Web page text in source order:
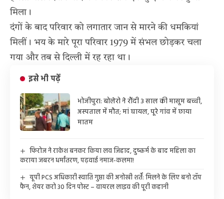
मिला।
दंगों के बाद परिवार को लगातार जान से मारने की धमकियां
मिलीं। भय के मारे पूरा परिवार 1979 में संभल छोड़कर चला
गया और तब से दिल्ली में रह रहा था।
इसे भी पढ़ें
भोजीपुरा: बोलेरो ने रौंदी 3 साल की मासूम बच्ची,
अस्पताल में मौत; मां घायल, पूरे गांव में छाया
मातम
फिरोज ने राकेश बनकर किया लव जिहाद, दुष्कर्म के बाद महिला का
कराया जबरन धर्मांतरण, पढ़वाई नमाज-कलमा!
यूपी PCS अधिकारी स्वाति गुप्ता की अनोखी शर्तें: मिलने के लिए बनो टॉप
फैन, शेयर करो 30 दिन पोस्ट – वायरल लाइव की पूरी कहानी